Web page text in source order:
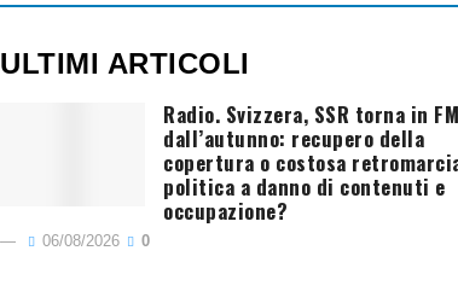
ULTIMI ARTICOLI
Radio. Svizzera, SSR torna in FM
dall’autunno: recupero della
copertura o costosa
politica a danno di contenuti e
occupazione?
06/08/2026 0